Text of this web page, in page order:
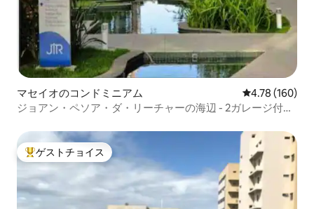
マセイオのコンドミニアム レビュー160
4.78 (160)
ジョアン・ペソア・ダ・リーチャーの海辺 - 2ガレージ付き
大好評のゲストチョイスです。
ゲストチョイス